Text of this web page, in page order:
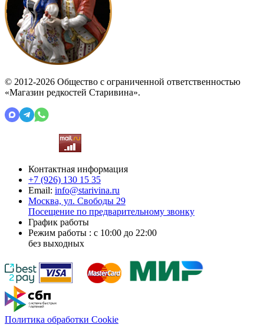
© 2012-2026 Общество с ограниченной ответственностью
«Магазин редкостей Старивина».
Контактная информация
+7 (926) 130 15 35
Email: info@starivina.ru
Москва, ул. Свободы 29
Посещение по предварительному звонку
График работы
Режим работы : с 10:00 до 22:00
без выходных
Политика обработки Cookie